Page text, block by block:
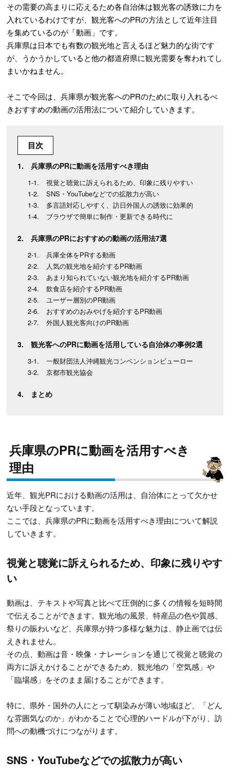
その需要の高まりに応えるため各自治体は観光客の誘致に力を
入れているわけですが、観光客へのPRの方法として近年注目
を集めているのが「動画」です。
兵庫県は日本でも有数の観光地と言えるほど魅力的な街です
が、うかうかしていると他の都道府県に観光需要を奪われてし
まいかねません。
​​​​​​​そこで今回は、兵庫県が観光客へのPRのために取り入れるべ
きおすすめの動画の活用法について紹介していきます。
目次
兵庫県のPRに動画を活用すべき理由
視覚と聴覚に訴えられるため、印象に残りやすい
SNS・YouTubeなどでの拡散力が高い
多言語対応しやすく、訪日外国人の誘致に効果的
ブラウザで簡単に制作・更新できる時代に
兵庫県のPRにおすすめの動画の活用法7選
兵庫全体をPRする動画
人気の観光地を紹介するPR動画
あまり知られていない観光地を紹介するPR動画
飲食店を紹介するPR動画
ユーザー層別のPR動画
おすすめのおみやげを紹介するPR動画
外国人観光客向けのPR動画
観光客へのPRに動画を活用している自治体の事例2選
一般財団法人沖縄観光コンベンションビューロー
京都市観光協会
まとめ
兵庫県のPRに動画を活用すべき
理由
近年、観光PRにおける動画の活用は、自治体にとって欠かせ
ない手段となっています。
ここでは、兵庫県のPRに動画を活用すべき理由について解説
していきます。
視覚と聴覚に訴えられるため、印象に残りやす
い
動画は、テキストや写真と比べて圧倒的に多くの情報を短時間
で伝えることができます。観光地の風景、特産品の色や質感、
祭りの賑わいなど、兵庫県が持つ多様な魅力は、静止画では伝
えきれません。
その点、動画は音・映像・ナレーションを通じて視覚と聴覚の
両方に訴えかけることができるため、観光地の「空気感」や
「臨場感」をそのまま届けることができます。
特に、県外・国外の人にとって馴染みが薄い地域ほど、「どん
な雰囲気なのか」がわかることで心理的ハードルが下がり、訪
問への動機づけにつながります。
SNS・YouTubeなどでの拡散力が高い